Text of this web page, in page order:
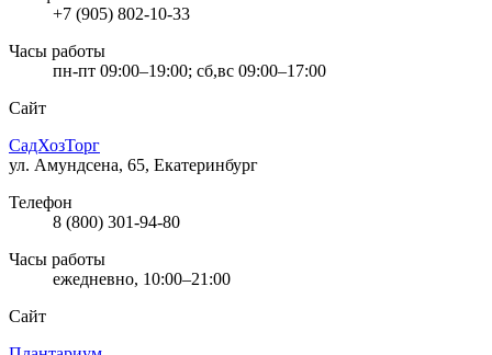
+7 (905) 802-10-33
Часы работы
пн-пт 09:00–19:00; сб,вс 09:00–17:00
Сайт
СадХозТорг
ул. Амундсена, 65, Екатеринбург
Телефон
8 (800) 301-94-80
Часы работы
ежедневно, 10:00–21:00
Сайт